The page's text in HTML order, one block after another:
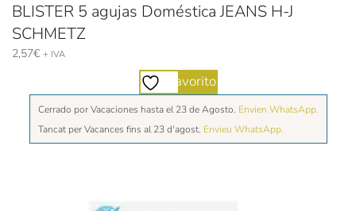
BLISTER 5 agujas Doméstica JEANS H-J
SCHMETZ
2,57€ + IVA
Favorito
Cerrado por Vacaciones hasta el 23 de Agosto. Envien WhatsApp.
Tancat per Vacances fins al 23 d'agost. Envieu WhatsApp.